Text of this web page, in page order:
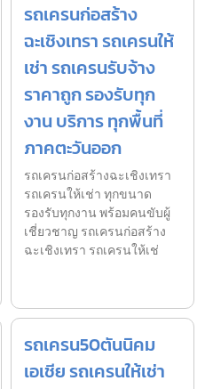
รถเครนก่อสร้าง
ฉะเชิงเทรา รถเครนให้
เช่า รถเครนรับจ้าง
ราคาถูก รองรับทุก
งาน บริการ ทุกพื้นที่
ภาคตะวันออก
รถเครนก่อสร้างฉะเชิงเทรา
รถเครนให้เช่า ทุกขนาด
รองรับทุกงาน พร้อมคนขับผู้
เชี่ยวชาญ รถเครนก่อสร้าง
ฉะเชิงเทรา รถเครนให้เช่
รถเครน50ตันนิคม
เอเชีย รถเครนให้เช่า